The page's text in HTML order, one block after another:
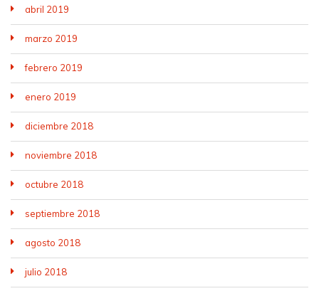
abril 2019
marzo 2019
febrero 2019
enero 2019
diciembre 2018
noviembre 2018
octubre 2018
septiembre 2018
agosto 2018
julio 2018